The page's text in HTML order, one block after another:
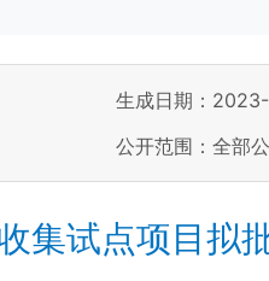
生成日期：
公开范围：全部
集试点项目拟